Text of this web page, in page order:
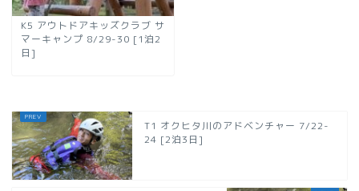
K5 アウトドアキッズクラブ サ
マーキャンプ 8/29-30 [1泊2
日]
T1 オクヒタ川のアドベンチャー 7/22-
24 [2泊3日]